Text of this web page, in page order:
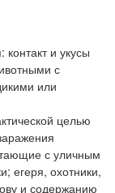
и укусы
с
или
целью
с уличным
егеря, охотники,
и содержанию